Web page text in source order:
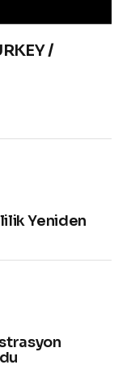
/
Yeniden